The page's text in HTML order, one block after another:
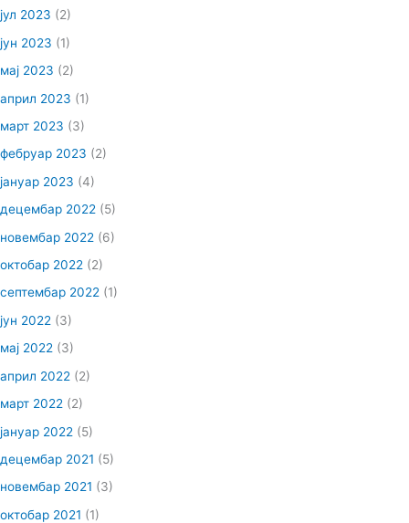
јул 2023 (2)
јун 2023 (1)
мај 2023 (2)
април 2023 (1)
март 2023 (3)
фебруар 2023 (2)
јануар 2023 (4)
децембар 2022 (5)
новембар 2022 (6)
октобар 2022 (2)
септембар 2022 (1)
јун 2022 (3)
мај 2022 (3)
април 2022 (2)
март 2022 (2)
јануар 2022 (5)
децембар 2021 (5)
новембар 2021 (3)
октобар 2021 (1)